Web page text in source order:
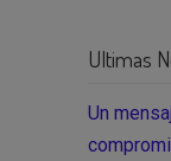
Ultimas
Un